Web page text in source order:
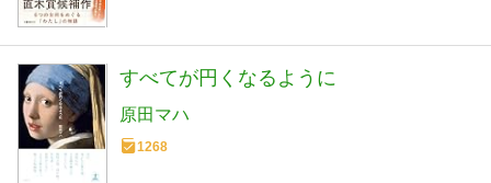
すべてが円くなるように
原田マハ
1268